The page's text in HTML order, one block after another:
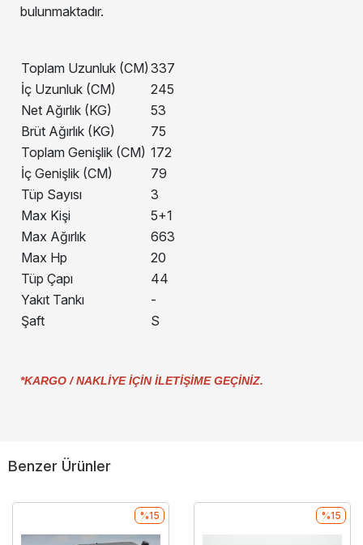
bulunmaktadır.
Toplam Uzunluk (CM) 337
İç Uzunluk (CM)
245
Net Ağırlık (KG)
53
Brüt Ağırlık (KG)
75
Toplam Genişlik (CM) 172
İç Genişlik (CM)
79
Tüp Sayısı
3
Max Kişi
5+1
Max Ağırlık
663
Max Hp
20
Tüp Çapı
44
Yakıt Tankı
-
Şaft
S
*KARGO / NAKLİYE İÇİN İLETİŞİME GEÇİNİZ.
Benzer Ürünler
%15 %15